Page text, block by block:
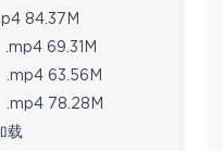
84.37M
.mp4 69.31M
.mp4 63.56M
.mp4 78.28M
载